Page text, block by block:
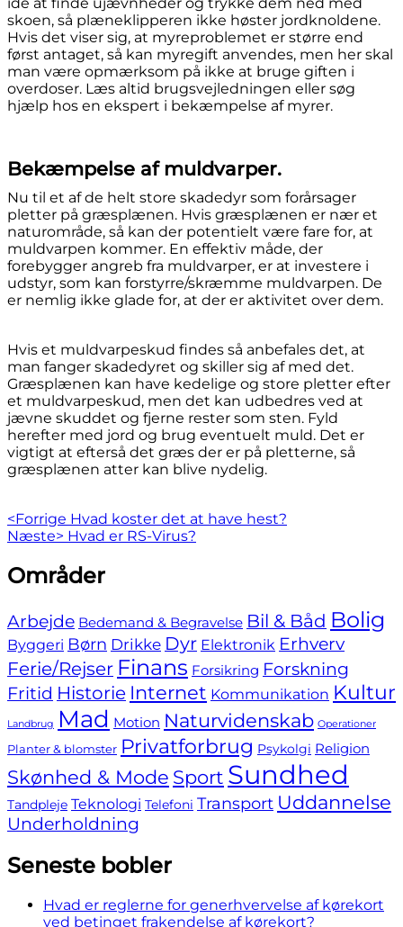
skoen, så plæneklipperen ikke høster jordknoldene.
Hvis det viser sig, at myreproblemet er større end
først antaget, så kan myregift anvendes, men her skal
man være opmærksom på ikke at bruge giften i
overdoser. Læs altid brugsvejledningen eller søg
hjælp hos en ekspert i bekæmpelse af myrer.
Bekæmpelse af muldvarper.
Nu til et af de helt store skadedyr som forårsager
pletter på græsplænen. Hvis græsplænen er nær et
naturområde, så kan der potentielt være fare for, at
muldvarpen kommer. En effektiv måde, der
forebygger angreb fra muldvarper, er at investere i
udstyr, som kan forstyrre/skræmme muldvarpen. De
er nemlig ikke glade for, at der er aktivitet over dem.
Hvis et muldvarpeskud findes så anbefales det, at
man fanger skadedyret og skiller sig af med det.
Græsplænen kan have kedelige og store pletter efter
et muldvarpeskud, men det kan udbedres ved at
jævne skuddet og fjerne rester som sten. Fyld
herefter med jord og brug eventuelt muld. Det er
vigtigt at efterså det græs der er på pletterne, så
græsplænen atter kan blive nydelig.
Indlægsnavigation
<Forrige Previous
post:
Hvad koster det at have hest?
Næste> Next
Hvad er RS-Virus?
Skip
to
Områder
Arbejde Bedemand & Begravelse Bil & Båd Bolig
Byggeri Børn Drikke Dyr Elektronik Erhverv
Ferie/Rejser Finans Forsikring Forskning
Fritid Historie Internet Kommunikation Kultur
Landbrug Mad Motion Naturvidenskab Operationer
Planter & blomster Privatforbrug Psykolgi Religion
Skønhed & Mode Sport Sundhed
Tandpleje Teknologi Telefoni Transport Uddannelse
Underholdning
Seneste bobler
Hvad er reglerne for generhvervelse af kørekort
ved betinget frakendelse af kørekort?